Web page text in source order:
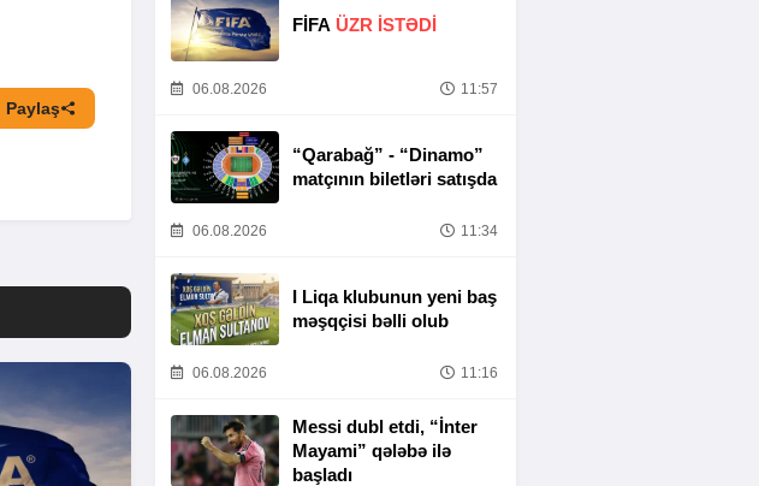
Paylaş
FİFA ÜZR İSTƏDİ
06.08.2026 11:57
“Qarabağ” - “Dinamo”
matçının biletləri satışda
06.08.2026 11:34
I Liqa klubunun yeni baş
məşqçisi bəlli olub
06.08.2026 11:16
Messi dubl etdi, “İnter
Mayami” qələbə ilə
başladı